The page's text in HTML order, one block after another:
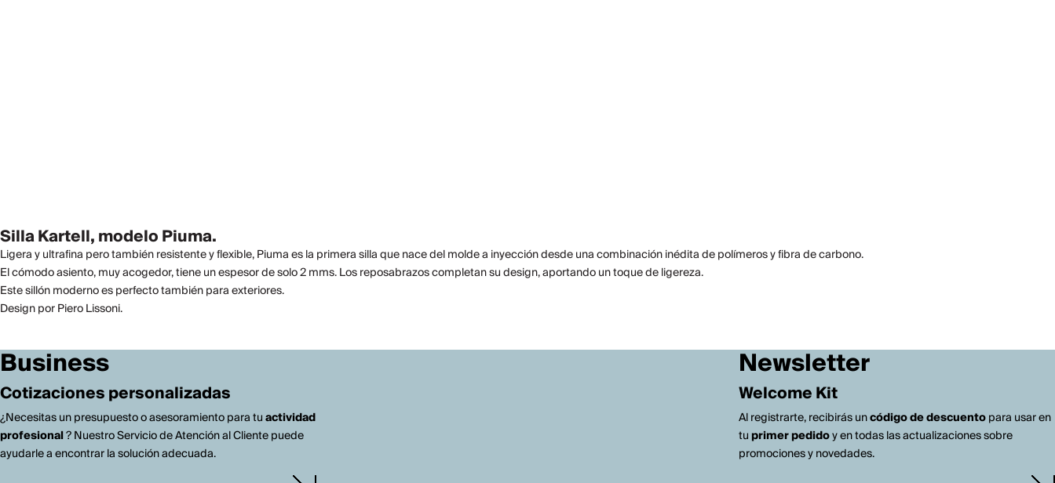
Silla Kartell, modelo Piuma.
Ligera y ultrafina pero también resistente y flexible, Piuma es la primera silla que nace del molde a inyección desde una combinación inédita de polímeros y fibra de carbono.
El cómodo asiento, muy acogedor, tiene un espesor de solo 2 mms. Los reposabrazos completan su design, aportando un toque de ligereza.
Este sillón moderno es perfecto también para exteriores.
Design por Piero Lissoni.
Business
Cotizaciones personalizadas
¿Necesitas un presupuesto o asesoramiento para tuactividad
profesional? Nuestro Servicio de Atención al Cliente puede
ayudarle a encontrar la solución adecuada.
Newsletter
Welcome Kit
Al registrarte, recibirás uncódigo de descuentopara usar en
tuprimer pedidoy en todas las actualizaciones sobre
promociones y novedades.